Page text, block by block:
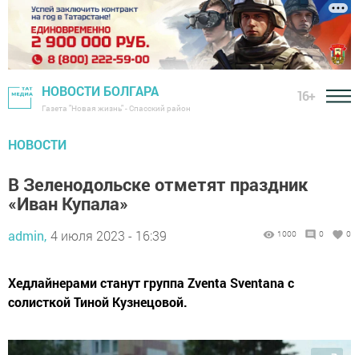
НОВОСТИ БОЛГАРА
Газета "Новая жизнь" - Спасский район
16+
НОВОСТИ
В Зеленодольске отметят праздник
«Иван Купала»
admin, 4 июля 2023 - 16:39 1000 0 0
Хедлайнерами станут группа Zventa Sventana с
солисткой Тиной Кузнецовой.